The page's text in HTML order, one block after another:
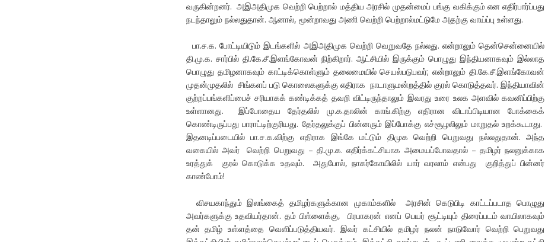
வருகின்றனர். அஇஅதிமுக வெற்றி பெற்றால் மத்திய அரசில் முதன்மைப் பங்கு வகிக்கும் என எதிர்பார்ப்பது
நடந்தாலும் நல்லதுதான். ஆனால், மூன்றாவது அணி வெற்றி பெற்றால்மட்டுமே அதற்கு வாய்ப்பு உள்ளது.
பா.ச.க. போட்டியிடும் இடங்களில் அஇஅதிமுக வெற்றி வெறுவதே நல்லது. என்றாலும் தென்சென்னையில்
தி.மு.க. சார்பில் தி.கே.சீ.இளங்கோவன் நிற்கிறார். ஆட்சியில் இருக்கும் பொழுது இந்தியனாகவும் இல்லாத
பொழுது தமிழனாகவும் காட்டிக்கொள்ளும் தலைமையில் செயல்படுபவர்; என்றாலும் தி.கே.சீ.இளங்கோவன்
முதன்முதலில் சிங்களப் படு கொலைகளுக்கு எதிராக நாடாளுமன்றத்தில் குரல் கொடுத்தவர். இந்தியாவின்
குற்றப்பங்களிப்பைச் சரியாகக் கண்டிக்கத் தவறி விட்டிருந்தாலும் இவரது உரை உலக அளவில் கவனிப்பிற்கு
உள்ளானது. இப்போதைய தேர்தலில் மு.க.தாலின் காங்.கிற்கு எதிரான விடாப்பிடியான போக்கைக்
கொண்டிருப்பது பாராட்டிற்குரியது. தேர்தலுக்குப் பின்னரும் இப்போக்கு எச்சூழலிலும் மாறுதல் உறக்கூடாது.
இதனடிப்படையில் பா.ச.க.விற்கு எதிராக இங்கே மட்டும் திமுக வெற்றி பெறுவது நல்லதுதான். அந்த
வகையில் அவர் வெற்றி பெறுவது – தி.மு.க. எதிர்க்கட்சியாக அமையப்போவதால் – தமிழர் நலனுக்காக
உரத்துக் குரல் கொடுக்க உதவும். அதுபோல், நாகர்கோயிலில் யார் வரலாம் என்பது குறித்துப் பின்னர்
காண்போம்!
விசயகாந்தும் இலங்கைத் தமிழர்களுக்கான முகாம்களில் அரசின் கெடுபிடி காட்டப்படாத பொழுது
அவர்களுக்கு உதவியர்தான். தம் பிள்ளைக்கு, பிரபாகரன் எனப் பெயர் சூட்டியும் திரைப்படம் வாயிலாகவும்
தன் தமிழ் உள்ளத்தை வெளிப்படுத்தியவர். இவர் கட்சியில் தமிழர் நலன் நாடுவோர் வெற்றி பெறுவது